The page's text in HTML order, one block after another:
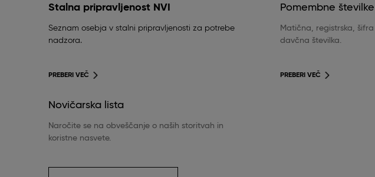
Stalna pripravljenost NVI
Seznam osebja v stalni pripravljenosti za potrebe
nadzora.
PREBERI VEČ
Pomembne številke
Matična, registrska,
davčna številka.
PREBERI VEČ
Novičarska lista
Naročite se na obveščanje o naših storitvah in
koristne nasvete.